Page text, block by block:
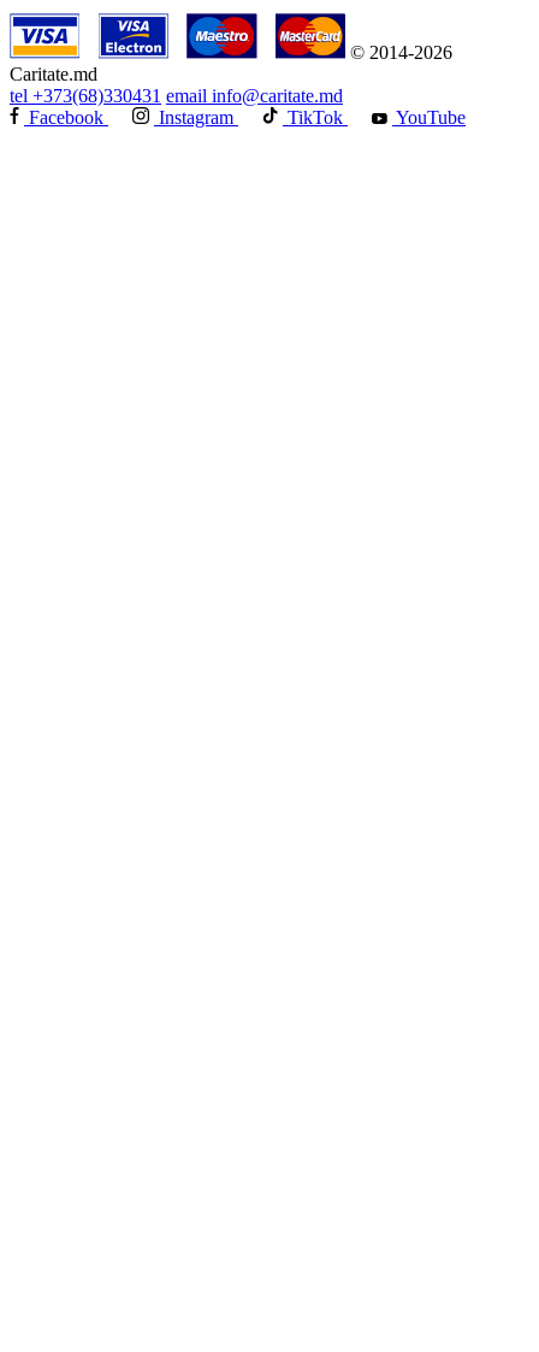
© 2014-2026
Caritate.md
tel +373(68)330431 email info@caritate.md
Facebook
Instagram TikTok YouTube